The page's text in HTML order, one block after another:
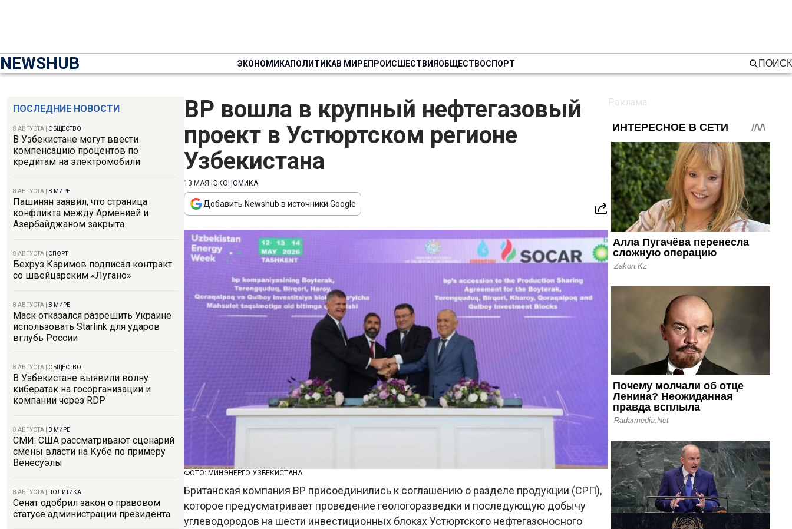
NEWSHUB ЭКОНОМИКАПОЛИТИКАВ МИРЕПРОИСШЕСТВИЯОБЩЕСТВОСПОРТ ПОИСК
ПОСЛЕДНИЕ НОВОСТИ
8 АВГУСТА ОБЩЕСТВО
В Узбекистане могут ввести
компенсацию процентов по
кредитам на электромобили
8 АВГУСТА В МИРЕ
Пашинян заявил, что страница
конфликта между Арменией и
Азербайджаном закрыта
8 АВГУСТА СПОРТ
Бехруз Каримов подписал контракт
со швейцарским «Лугано»
8 АВГУСТА В МИРЕ
Маск отказался разрешить Украине
использовать Starlink для ударов
вглубь России
8 АВГУСТА ОБЩЕСТВО
В Узбекистане выявили волну
кибератак на госорганизации и
компании через RDP
8 АВГУСТА В МИРЕ
СМИ: США рассматривают сценарий
смены власти на Кубе по примеру
Венесуэлы
8 АВГУСТА ПОЛИТИКА
Сенат одобрил закон о правовом
статусе администрации президента
BP вошла в крупный нефтегазовый
проект в Устюртском регионе
Узбекистана
13 МАЯ ЭКОНОМИКА
Добавить Newshub в источники Google
ФОТО: МИНЭНЕРГО УЗБЕКИСТАНА
Британская компания BP присоединились к соглашению о разделе продукции (СРП),
которое предусматривает проведение геологоразведки и последующую добычу
углеводородов на шести инвестиционных блоках Устюртского нефтегазоносного